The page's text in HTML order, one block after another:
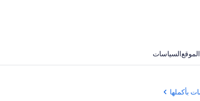
الموقعالسياسات